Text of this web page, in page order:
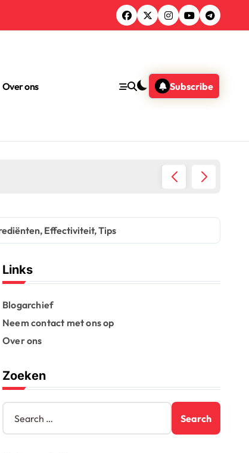
Over ons Subscribe
Dagcrèmes voor het herstellen van de
Effectiviteit, Tips
Links
Blogarchief
Neem contact met ons op
Over ons
Zoeken
S
a